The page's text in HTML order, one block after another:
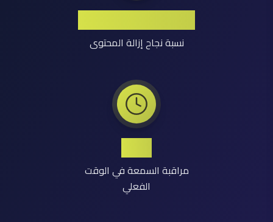
معدل نجاح مرتفع
نسبة نجاح إزالة المحتوى
24/7
مراقبة السمعة في الوقت
الفعلي